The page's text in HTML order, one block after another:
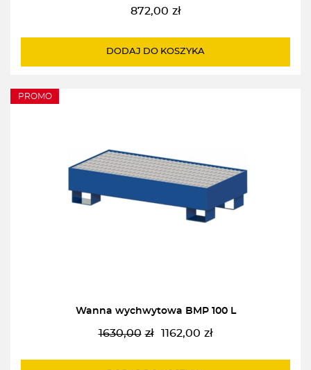
872,00 zł
DODAJ DO KOSZYKA
PROMO
Wanna wychwytowa BMP 100 L
1630,00 zł
Pierwotna
1162,00 zł
Aktualna